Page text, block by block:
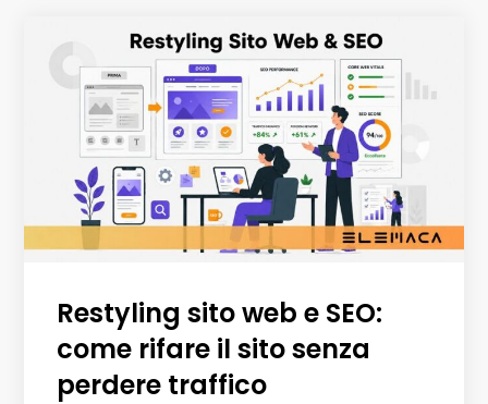
Restyling sito web e SEO:
come rifare il sito senza
perdere traffico